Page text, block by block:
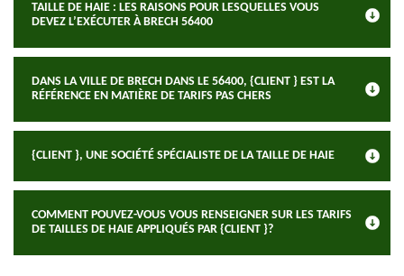
TAILLE DE HAIE : LES RAISONS POUR LESQUELLES VOUS
DEVEZ L’EXÉCUTER À BRECH 56400
DANS LA VILLE DE BRECH DANS LE 56400, {CLIENT } EST LA
RÉFÉRENCE EN MATIÈRE DE TARIFS PAS CHERS
{CLIENT }, UNE SOCIÉTÉ SPÉCIALISTE DE LA TAILLE DE HAIE
COMMENT POUVEZ-VOUS VOUS RENSEIGNER SUR LES TARIFS
DE TAILLES DE HAIE APPLIQUÉS PAR {CLIENT }?